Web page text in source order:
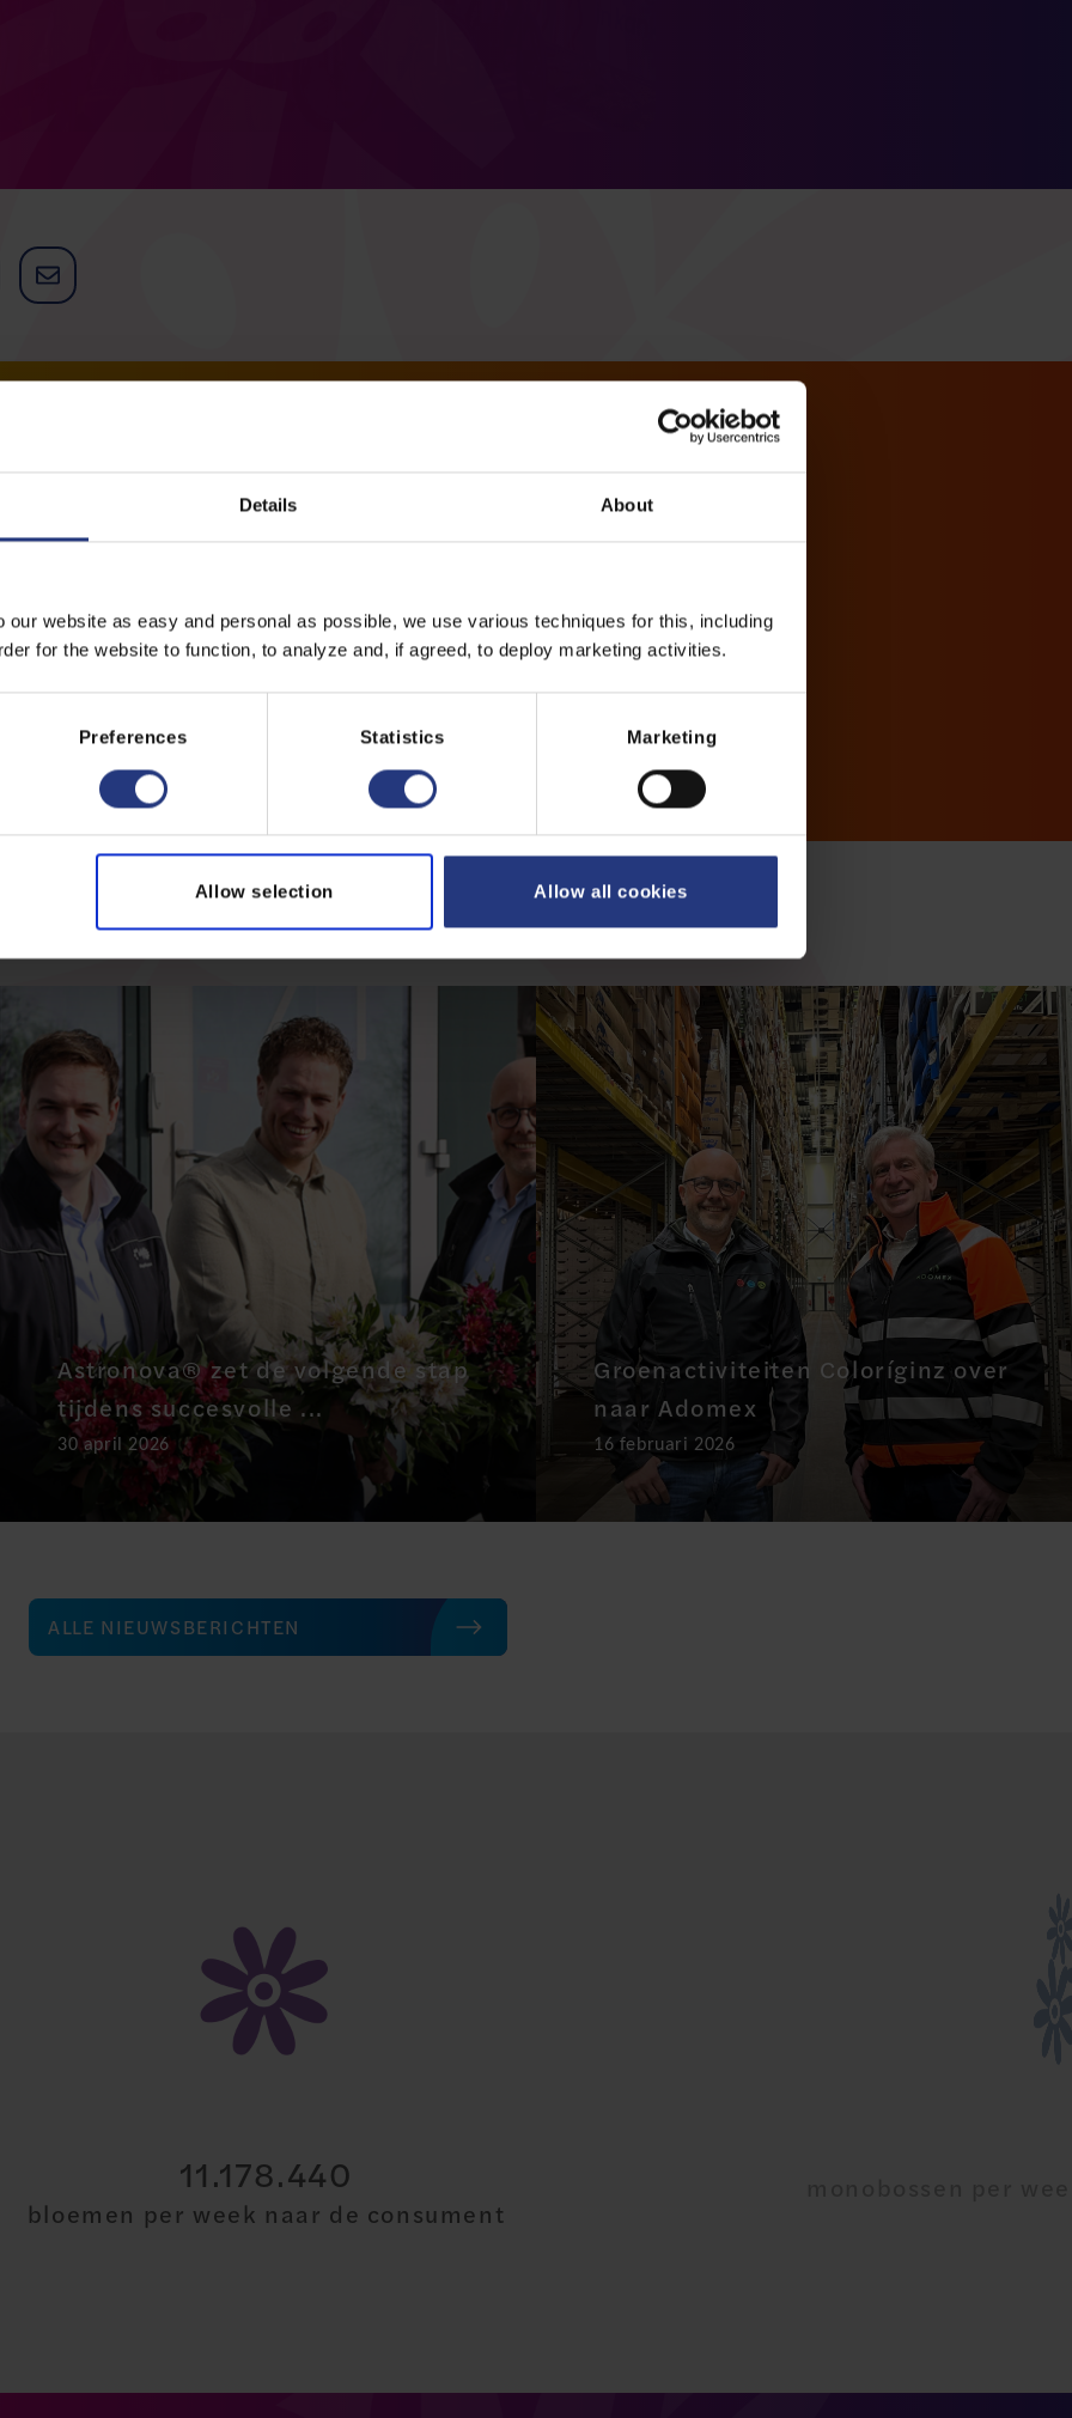
Details About
our website as easy and personal as possible, we use various techniques for this, including
for the website to function, to analyze and, if agreed, to deploy marketing activities.
Preferences Statistics Marketing
Allow selection Allow all cookies
Marcel Zandvliet
Astronova® zet de volgende stap
tijdens succesvolle ...
30 april 2026
Groenactiviteiten Coloríginz over
naar Adomex
16 februari 2026
ALLE NIEUWSBERICHTEN
30.000.000
bloemen per week naar de consument